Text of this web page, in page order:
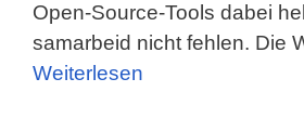
Open-Source-Tools dabei
samarbeid nicht fehlen. Die
Weiterlesen